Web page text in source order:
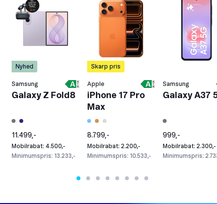
Nyhed
Samsung
Galaxy Z Fold8
11.499,-
Mobilrabat: 4.500,-
Minimumspris: 13.233,-
Skarp pris
Apple
iPhone 17 Pro
Max
8.799,-
Mobilrabat: 2.200,-
Minimumspris: 10.533,-
Samsung
Galaxy A37
999,-
Mobilrabat: 2.300,-
Minimumspris: